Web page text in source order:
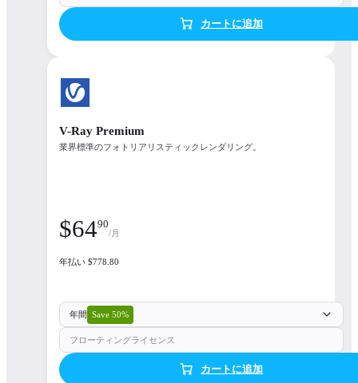
カートに追加
V-Ray Premium
業界標準のフォトリアリスティックレンダリング。
$6490
/月
年払い $778.80
年間 Save 50%
フローティングライセンス
カートに追加